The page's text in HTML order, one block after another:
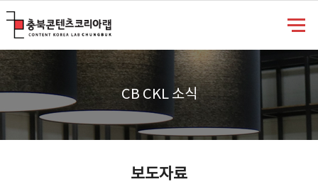
CB CKL 소식
보도자료